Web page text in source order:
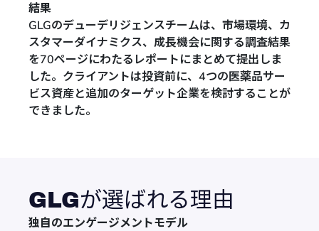
結果
GLGのデューデリジェンスチームは、市場環境、カ
スタマーダイナミクス、成長機会に関する調査結果
を70ページにわたるレポートにまとめて提出しま
した。クライアントは投資前に、4つの医薬品サー
ビス資産と追加のターゲット企業を検討することが
できました。
GLGが選ばれる理由
独自のエンゲージメントモデル